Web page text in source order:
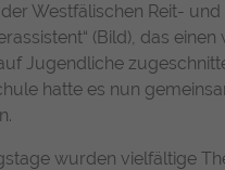
Westfälischen Reit-
(Bild), das
Jugendliche
hatte es nun
wurden vielfältige